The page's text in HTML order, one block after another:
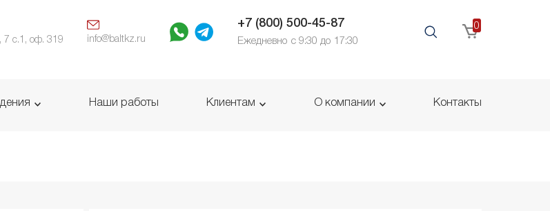
7 с.1, оф. 319 info@baltkz.ru
+7 (800) 500-45-87
Ежедневно с 9:30 до 17:30
0
Наши работы Клиентам О компании Контакты